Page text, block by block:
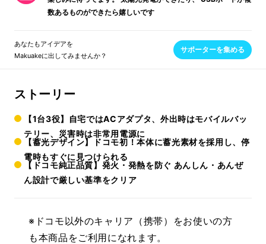
数あるものができたら嬉しいです
あなたもアイデアを
Makuakeに出してみませんか？
サポーターを集める
ストーリー
【1台3役】自宅ではACアダプタ、外出時はモバイルバッ
テリー、災害時は非常用電源に
【蓄光デザイン】ドコモ初！本体に蓄光素材を採用し、停
電時もすぐに見つけられる
【ドコモ純正品質】発火・発熱を防ぐ あんしん・あんぜ
ん設計で厳しい基準をクリア
※ドコモ以外のキャリア（携帯）をお使いの方
も本商品をご利用になれます。